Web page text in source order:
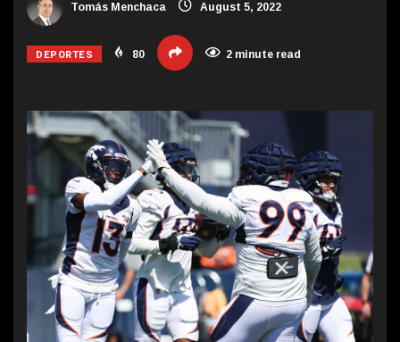
Tomás Menchaca August 5, 2022
DEPORTES 80 2 minute read